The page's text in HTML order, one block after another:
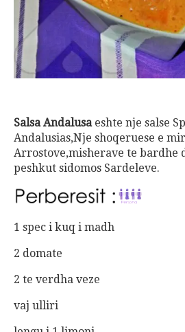
Salsa Andalusa eshte nje salse
Andalusias,Nje shoqeruese e
Arrostove,misherave te bardhe
peshkut sidomos Sardeleve.
1 spec i kuq i madh
2 domate
2 te verdha veze
vaj ulliri